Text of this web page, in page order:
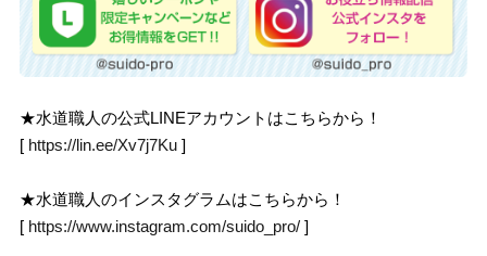
★水道職人の公式LINEアカウントはこちらから！
[ https://lin.ee/Xv7j7Ku ]
★水道職人のインスタグラムはこちらから！
[ https://www.instagram.com/suido_pro/ ]